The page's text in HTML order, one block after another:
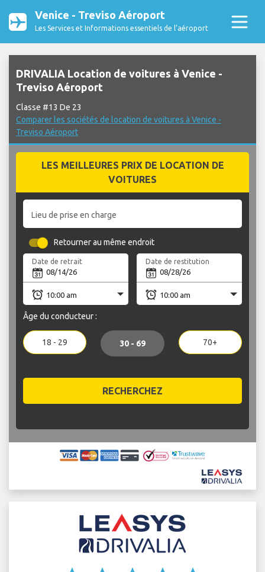
Venice - Treviso Aéroport
Les Services et Informations essentiels de l’aéroport
DRIVALIA Location de voitures à Venice -
Treviso Aéroport
Classe #13 De 23
Comparer les sociétés de location de voitures à Venice -
Treviso Aéroport
LES MEILLEURES PRIX DE LOCATION DE
VOITURES
Lieu de prise en charge
Retourner au même endroit
Date de retrait Date de restitution
Âge du conducteur :
18 - 29 30 - 69 70+
RECHERCHEZ